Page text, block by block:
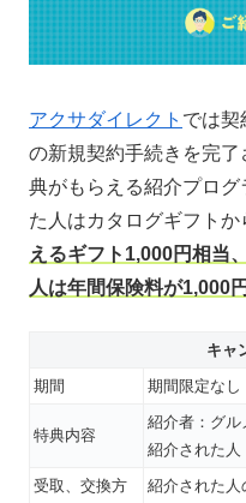
アクサダイレクト では契
の新規契約手続きを完
典がもらえる紹介プロ
た人はカタログギフトか
えるギフト1,000円相当
人は年間保険料が1,000
キャ
期間
期間限定なし
特典内容
紹介者：グル
紹介された人
受取、交換方
紹介された人